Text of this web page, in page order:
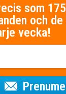
som
och
vecka!